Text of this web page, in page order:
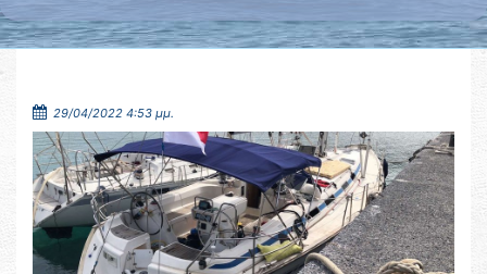
29/04/2022 4:53 μμ.